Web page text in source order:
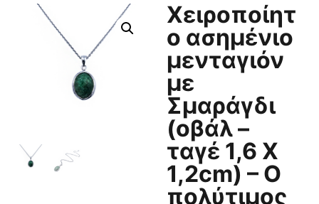
Χειροποίητ
ο ασημένιο
μενταγιόν
με
Σμαράγδι
(οβάλ –
ταγέ 1,6 Χ
1,2cm) – Ο
πολύτιμος